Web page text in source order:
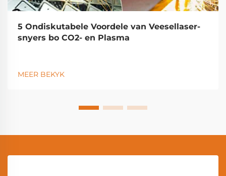
5 Ondiskutabele Voordele van Veesellaser-
snyers bo CO2- en Plasma
MEER BEKYK